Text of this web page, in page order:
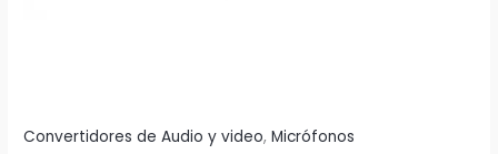
Convertidores de Audio y video,Micrófonos